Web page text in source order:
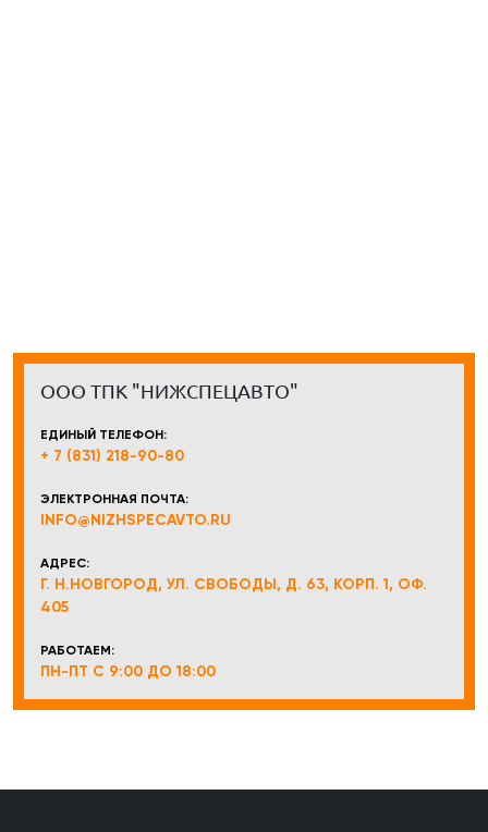
ООО ТПК "НИЖСПЕЦАВТО"
ЕДИНЫЙ ТЕЛЕФОН:
+ 7 (831) 218-90-80
ЭЛЕКТРОННАЯ ПОЧТА:
INFO@NIZHSPECAVTO.RU
АДРЕС:
Г. Н.НОВГОРОД, УЛ. СВОБОДЫ, Д. 63, КОРП. 1, ОФ.
405
РАБОТАЕМ:
ПН-ПТ С 9:00 ДО 18:00